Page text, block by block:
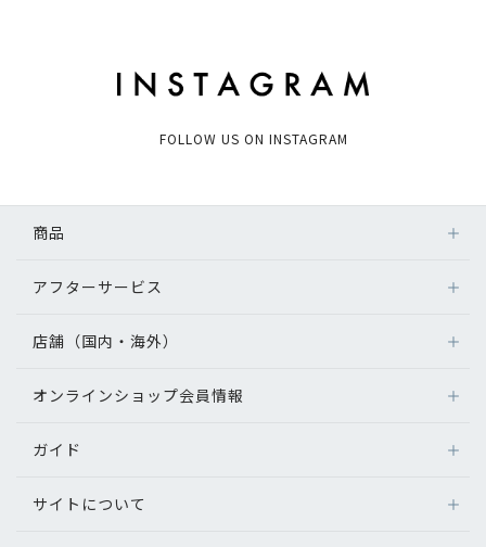
FOLLOW US ON INSTAGRAM
商品
アフターサービス
店舗（国内・海外）
オンラインショップ会員情報
ガイド
サイトについて